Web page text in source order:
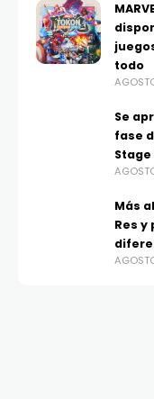
todo
Se
fase
Stage
Más
Res y